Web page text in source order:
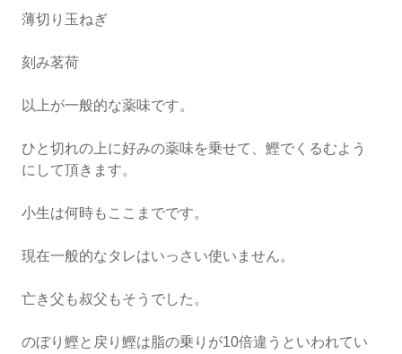
薄切り玉ねぎ
刻み茗荷
以上が一般的な薬味です。
ひと切れの上に好みの薬味を乗せて、鰹でくるむよう
にして頂きます。
小生は何時もここまでです。
現在一般的なタレはいっさい使いません。
亡き父も叔父もそうでした。
のぼり鰹と戻り鰹は脂の乗りが10倍違うといわれてい